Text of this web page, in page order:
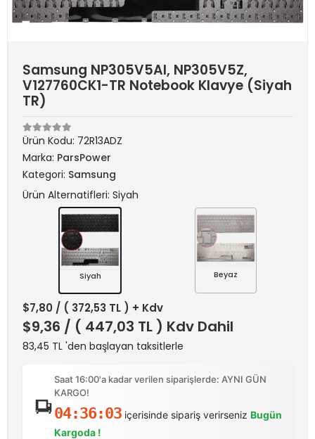
Samsung NP305V5AI, NP305V5Z,
V127760CK1-TR Notebook Klavye (Siyah
TR)
Ürün Kodu: 72R13ADZ
Marka: ParsPower
Kategori: Samsung
Ürün Alternatifleri: Siyah
Siyah Beyaz
$7,80 / ( 372,53 TL ) + Kdv
$9,36 / ( 447,03 TL ) Kdv Dahil
83,45 TL 'den başlayan taksitlerle
Saat 16:00'a kadar verilen siparişlerde: AYNI GÜN
KARGO!
04:36:03içerisinde sipariş verirseniz Bugün
Kargoda !